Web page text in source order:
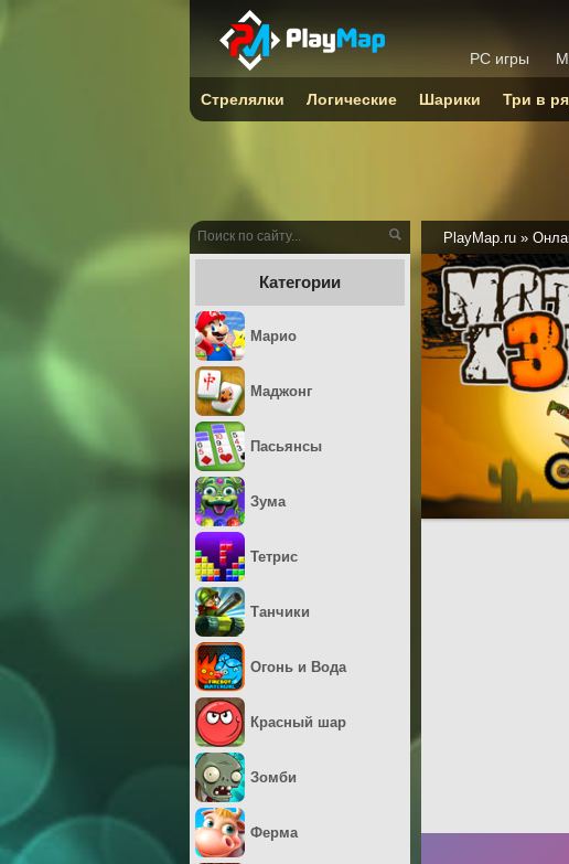
PlayMap.ru »
Категории
Марио
Маджонг
Пасьянсы
Зума
Тетрис
Танчики
Огонь и Вода
Красный шар
Зомби
Ферма
PC игры
Стрелялки Логические Шарики Три в